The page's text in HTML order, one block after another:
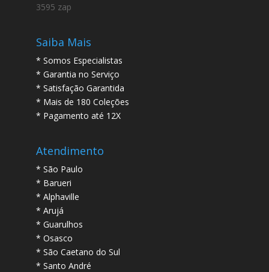
3595 zap
Saiba Mais
* Somos Especialistas
* Garantia no Serviço
* Satisfação Garantida
* Mais de 180 Coleções
* Pagamento até 12X
Atendimento
* São Paulo
* Barueri
* Alphaville
* Arujá
* Guarulhos
* Osasco
* São Caetano do Sul
* Santo André